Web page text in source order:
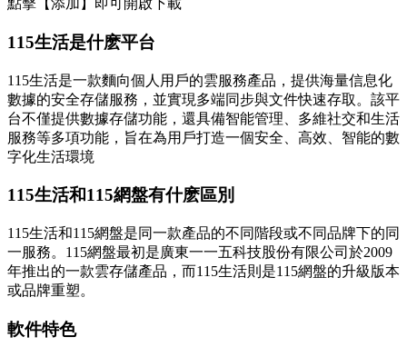
點擊【添加】即可開啟下載
115生活是什麽平台
115生活是一款麵向個人用戶的雲服務產品，提供海量信息化
數據的安全存儲服務，並實現多端同步與文件快速存取。該平
台不僅提供數據存儲功能，還具備智能管理、多維社交和生活
服務等多項功能，旨在為用戶打造一個安全、高效、智能的數
字化生活環境
115生活和115網盤有什麽區別
115生活和115網盤是同一款產品的不同階段或不同品牌下的同
一服務。115網盤最初是廣東一一五科技股份有限公司於2009
年推出的一款雲存儲產品，而115生活則是115網盤的升級版本
或品牌重塑。
軟件特色